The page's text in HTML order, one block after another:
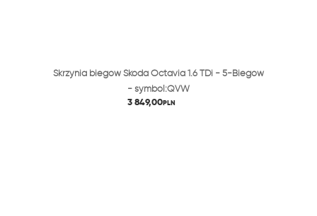
Skrzynia biegów Skoda Octavia 1.6 TDi - 5-Biegów
- symbol:QVW
3 849,00PLN